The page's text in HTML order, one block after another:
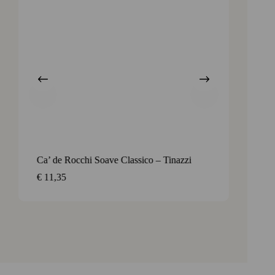
Ca’ de Rocchi Soave Classico – Tinazzi
€ 11,35